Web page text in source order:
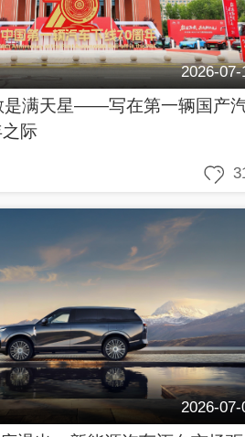
2026-07-
是满天星——写在第一辆国产
际
2026-07-